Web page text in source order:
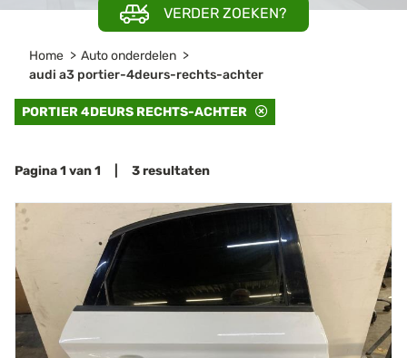
VERDER ZOEKEN?
Home
Auto onderdelen
audi a3 portier-4deurs-rechts-achter
PORTIER 4DEURS RECHTS-ACHTER
Pagina 1 van 1 | 3 resultaten